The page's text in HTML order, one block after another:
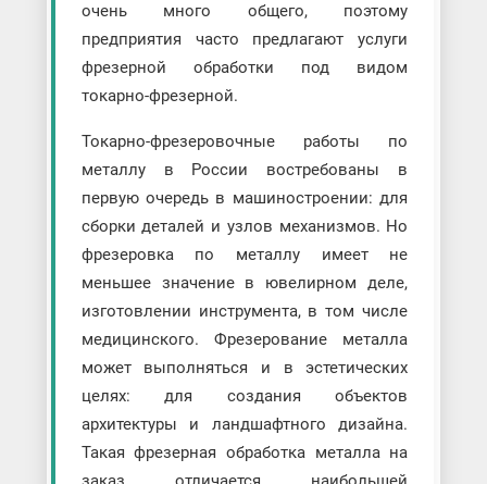
очень много общего, поэтому
предприятия часто предлагают услуги
фрезерной обработки под видом
токарно-фрезерной.
Токарно-фрезеровочные работы по
металлу в России востребованы в
первую очередь в машиностроении: для
сборки деталей и узлов механизмов. Но
фрезеровка по металлу имеет не
меньшее значение в ювелирном деле,
изготовлении инструмента, в том числе
медицинского. Фрезерование металла
может выполняться и в эстетических
целях: для создания объектов
архитектуры и ландшафтного дизайна.
Такая фрезерная обработка металла на